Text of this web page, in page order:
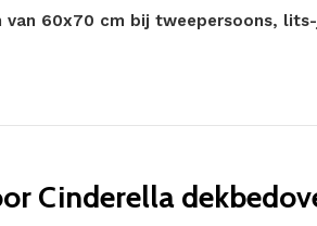
van 60x70 cm bij tweepersoons,
Cinderella